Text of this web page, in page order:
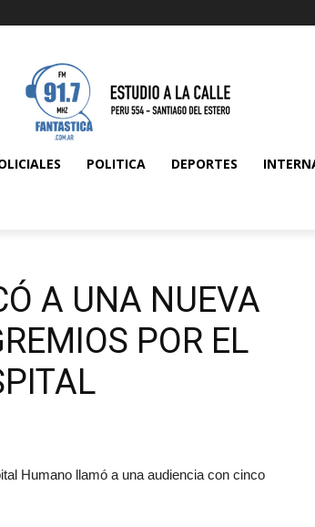
POLITICA DEPORTES
A UNA NUEVA
POR EL
Humano llamó a una audiencia con cinco